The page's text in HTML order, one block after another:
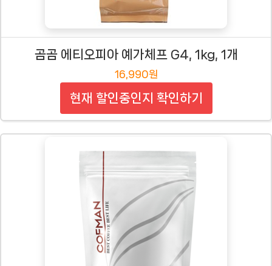
곰곰 에티오피아 예가체프 G4, 1kg, 1개
16,990원
현재 할인중인지 확인하기